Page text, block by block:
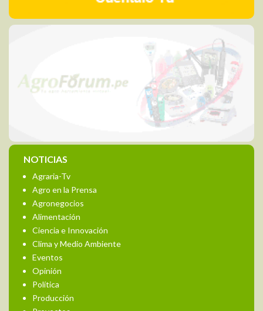
NOTICIAS
Agraria-Tv
Agro en la Prensa
Agronegocios
Alimentación
Ciencia e Innovación
Clima y Medio Ambiente
Eventos
Opinión
Política
Producción